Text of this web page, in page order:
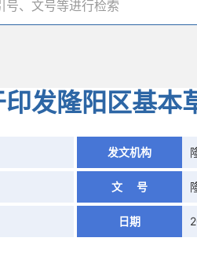
发隆阳区基本
发文机构
文 号
日期